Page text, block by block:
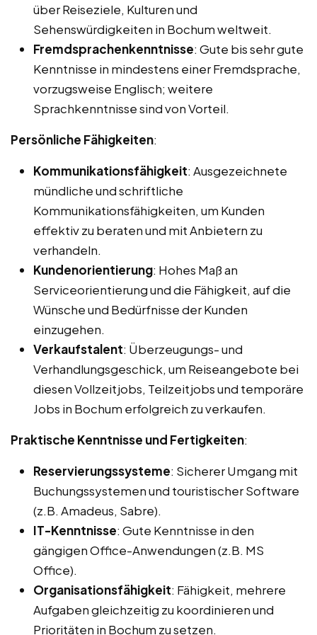
über Reiseziele, Kulturen und
Sehenswürdigkeiten in Bochum weltweit.
Fremdsprachenkenntnisse: Gute bis sehr gute
Kenntnisse in mindestens einer Fremdsprache,
vorzugsweise Englisch; weitere
Sprachkenntnisse sind von Vorteil.
Persönliche Fähigkeiten:
Kommunikationsfähigkeit: Ausgezeichnete
mündliche und schriftliche
Kommunikationsfähigkeiten, um Kunden
effektiv zu beraten und mit Anbietern zu
verhandeln.
Kundenorientierung: Hohes Maß an
Serviceorientierung und die Fähigkeit, auf die
Wünsche und Bedürfnisse der Kunden
einzugehen.
Verkaufstalent: Überzeugungs- und
Verhandlungsgeschick, um Reiseangebote bei
diesen Vollzeitjobs, Teilzeitjobs und temporäre
Jobs in Bochum erfolgreich zu verkaufen.
Praktische Kenntnisse und Fertigkeiten:
Reservierungssysteme: Sicherer Umgang mit
Buchungssystemen und touristischer Software
(z.B. Amadeus, Sabre).
IT-Kenntnisse: Gute Kenntnisse in den
gängigen Office-Anwendungen (z.B. MS
Office).
Organisationsfähigkeit: Fähigkeit, mehrere
Aufgaben gleichzeitig zu koordinieren und
Prioritäten in Bochum zu setzen.